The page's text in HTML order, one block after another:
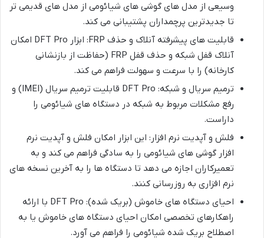
وسیعی از مدل های گوشی های شیائومی از مدل های قدیمی تر
تا جدیدترین پرچمداران پشتیبانی می کند.
قابلیت های پیشرفته آنلاک و حذف FRP: ابزار DFT Pro امکان
آنلاک قفل شبکه و حذف قفل FRP (حفاظت از بازنشانی
کارخانه) را با سرعت و سهولت فراهم می کند.
ترمیم سریال و شبکه: DFT Pro قابلیت ترمیم سریال (IMEI) و
رفع مشکلات مربوط به شبکه در دستگاه های شیائومی را
داراست.
فلش و آپدیت نرم افزار: این ابزار امکان فلش و آپدیت نرم
افزار گوشی های شیائومی را به سادگی فراهم می کند و به
تعمیرکاران اجازه می دهد تا دستگاه ها را به آخرین نسخه های
نرم افزاری به روزرسانی کنند.
احیای دستگاه های خاموش (بریک شده): DFT Pro با ارائه
راهکارهای تخصصی امکان احیای دستگاه های خاموش یا به
اصطلاح بریک شده شیائومی را فراهم می آورد.